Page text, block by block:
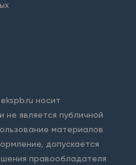
носит
не является публичной
материалов
допускается
правообладателя